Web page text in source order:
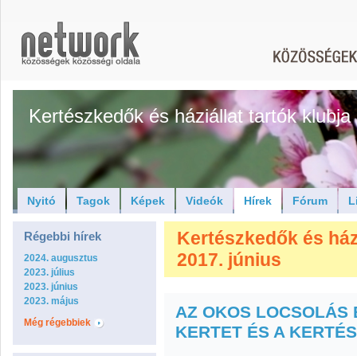
Kertészkedők és háziállat tartók klubja
Nyitó Tagok Képek Videók Hírek Fórum
Régebbi hírek
2024. augusztus
2023. július
2023. június
2023. május
Még régebbiek
Kertészkedők és
2017. június
AZ OKOS LOCSOLÁS
KERTET ÉS A